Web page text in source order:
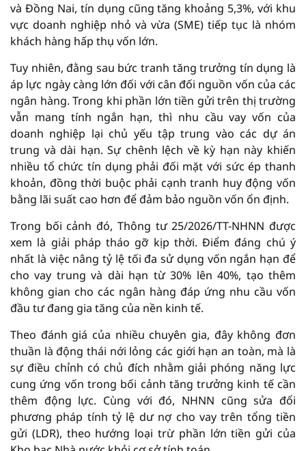
và Đồng Nai, tín dụng cũng tăng khoảng 5,3%, với khu
vực doanh nghiệp nhỏ và vừa (SME) tiếp tục là nhóm
khách hàng hấp thụ vốn lớn.
Tuy nhiên, đằng sau bức tranh tăng trưởng tín dụng là
áp lực ngày càng lớn đối với cân đối nguồn vốn của các
ngân hàng. Trong khi phần lớn tiền gửi trên thị trường
vẫn mang tính ngắn hạn, thì nhu cầu vay vốn của
doanh nghiệp lại chủ yếu tập trung vào các dự án
trung và dài hạn. Sự chênh lệch về kỳ hạn này khiến
nhiều tổ chức tín dụng phải đối mặt với sức ép thanh
khoản, đồng thời buộc phải cạnh tranh huy động vốn
bằng lãi suất cao hơn để đảm bảo nguồn vốn ổn định.
Trong bối cảnh đó, Thông tư 25/2026/TT-NHNN được
xem là giải pháp tháo gỡ kịp thời. Điểm đáng chú ý
nhất là việc nâng tỷ lệ tối đa sử dụng vốn ngắn hạn để
cho vay trung và dài hạn từ 30% lên 40%, tạo thêm
không gian cho các ngân hàng đáp ứng nhu cầu vốn
đầu tư đang gia tăng của nền kinh tế.
Theo đánh giá của nhiều chuyên gia, đây không đơn
thuần là động thái nới lỏng các giới hạn an toàn, mà là
sự điều chỉnh có chủ đích nhằm giải phóng năng lực
cung ứng vốn trong bối cảnh tăng trưởng kinh tế cần
thêm động lực. Cùng với đó, NHNN cũng sửa đổi
phương pháp tính tỷ lệ dư nợ cho vay trên tổng tiền
gửi (LDR), theo hướng loại trừ phần lớn tiền gửi của